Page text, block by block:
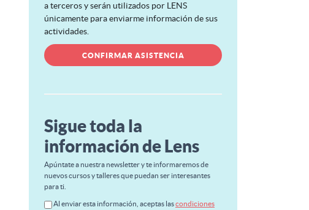
a terceros y serán utilizados por LENS
únicamente para enviarme información de sus
actividades.
Sigue toda la
información de Lens
Apúntate a nuestra newsletter y te informaremos de
nuevos cursos y talleres que puedan ser interesantes
para ti.
Al enviar esta información, aceptas lascondiciones